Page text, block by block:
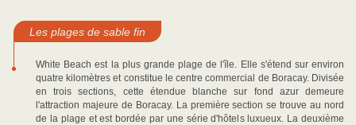
Les plages de sable fin
White Beach est la plus grande plage de l'île. Elle s'étend sur environ
quatre kilomètres et constitue le centre commercial de Boracay. Divisée
en trois sections, cette étendue blanche sur fond azur demeure
l'attraction majeure de Boracay. La première section se trouve au nord
de la plage et est bordée par une série d'hôtels luxueux. La deuxième